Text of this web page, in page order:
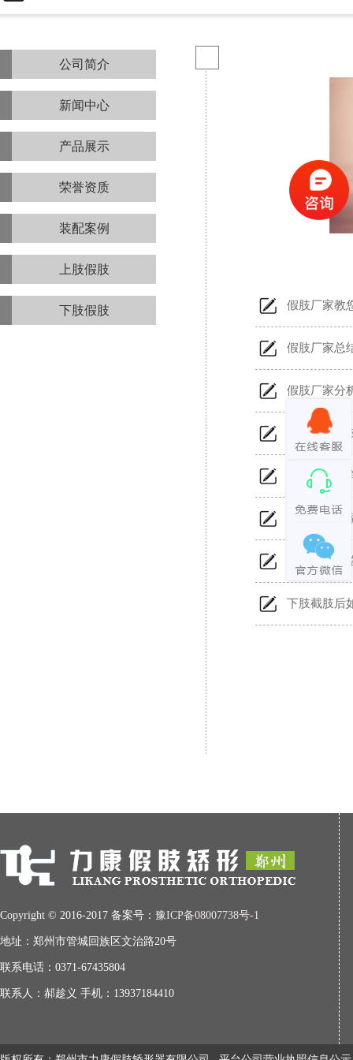
公司简介
新闻中心
产品展示
荣誉资质
装配案例
上肢假肢
下肢假肢 假肢厂家教
假肢厂家总
假肢厂家分
安装小腿
矫形器是
河南假肢厂
大腿假肢价
下肢截肢后
Copyright © 2016-2017 备案号： 豫ICP备08007738号-1
地址：郑州市管城回族区文治路20号
联系电话：0371-67435804
联系人：郝趁义 手机：13937184410